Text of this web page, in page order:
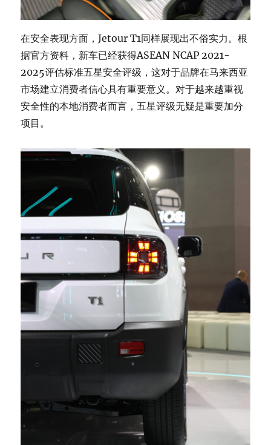
在安全表现方面，Jetour T1同样展现出不俗实力。根
据官方资料，新车已经获得ASEAN NCAP 2021-
2025评估标准五星安全评级，这对于品牌在马来西亚
市场建立消费者信心具有重要意义。对于越来越重视
安全性的本地消费者而言，五星评级无疑是重要加分
项目。